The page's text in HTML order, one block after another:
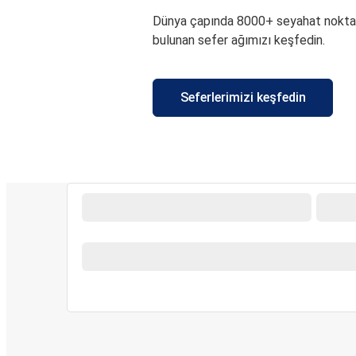
Dünya çapında 8000+ seyahat
bulunan sefer ağımızı keşfedin.
Seferlerimizi keşfedin